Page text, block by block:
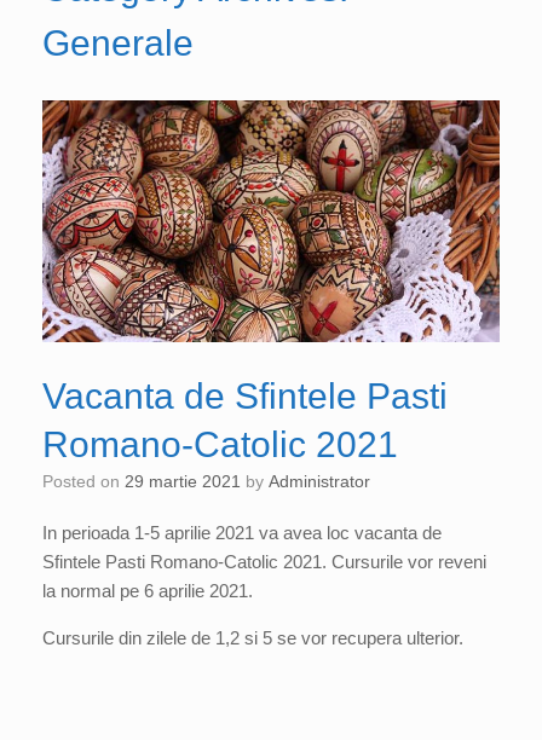
Generale
Vacanta de Sfintele Pasti
Romano-Catolic 2021
Posted on 29 martie 2021 by Administrator
In perioada 1-5 aprilie 2021 va avea loc vacanta de
Sfintele Pasti Romano-Catolic 2021. Cursurile vor reveni
la normal pe 6 aprilie 2021.
Cursurile din zilele de 1,2 si 5 se vor recupera ulterior.